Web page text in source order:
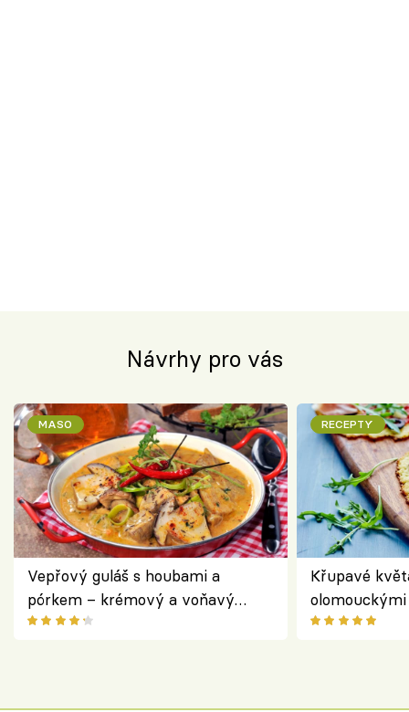
Návrhy pro vás
MASO
Vepřový guláš s houbami a
pórkem – krémový a voňavý
pokrm z jednoho hrnce
RECEPTY
Křupavé
bezlepkový